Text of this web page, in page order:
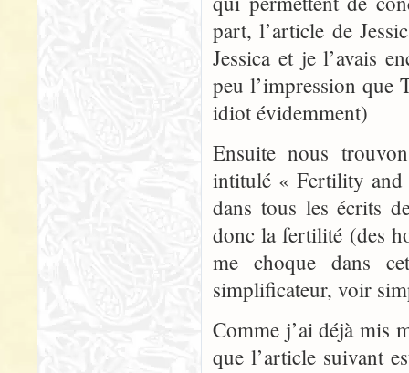
part, l’article de
Jessica et je l’avais
peu l’impression que
idiot évidemment)
Ensuite nous
intitulé « Fertility and
dans tous les écrits
donc la fertilité (des
me choque dans
simplificateur, voir
Comme j’ai déjà mis
que l’article suivant